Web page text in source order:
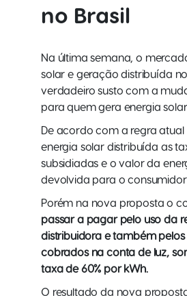
no Brasil
Na última semana, o
solar e geração distribuída
verdadeiro susto com a
para quem gera energia
De acordo com a regra
energia solar distribuída as
subsidiadas e o valor da
devolvida para o consumidor
Porém na nova proposta o
passar a pagar pelo uso da
distribuidora e também
cobrados na conta de luz,
taxa de 60% por kWh.
O resultado da nova